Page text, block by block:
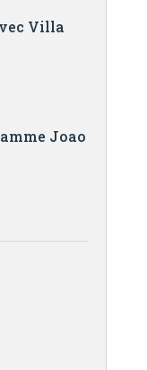
Villa
Joao